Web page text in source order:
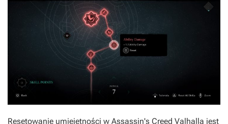
Resetowanie umiejętności w Assassin's Creed Valhalla jest